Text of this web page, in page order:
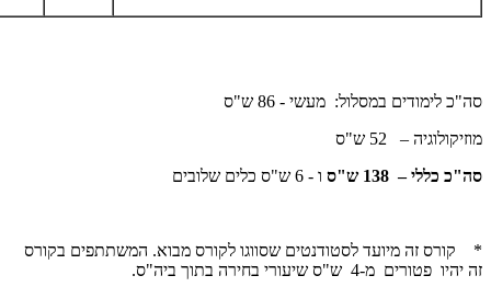
סה"כ לימודים במסלול: מעשי - 86 ש"ס
מוזיקולוגיה – 52 ש"ס
סה"כ כללי – 138 ש"ס
ו - 6 ש"ס כלים שלובים​
* קורס זה מיועד לסטודנטים שסווגו לקורס מבוא. המשתתפים בקורס
זה יהיו פטורים מ-4 ש"ס שיעורי בחירה בתוך ביה"ס.